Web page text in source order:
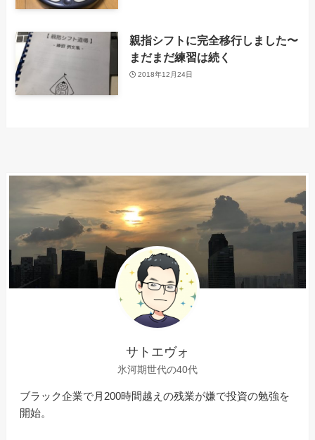
親指シフトに完全移行しました〜
まだまだ練習は続く
2018年12月24日
サトエヴォ
氷河期世代の40代
ブラック企業で月200時間越えの残業が嫌で投資の勉強を
開始。